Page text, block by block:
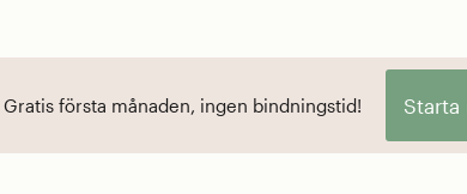
Gratis första månaden, ingen bindningstid! Starta